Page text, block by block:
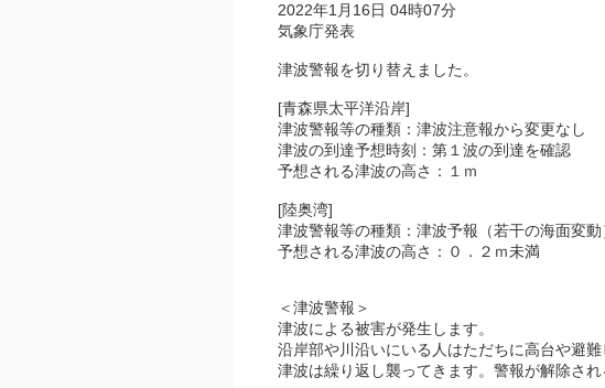
2022年1月16日 04時07分
気象庁発表
津波警報を切り替えました。
[青森県太平洋沿岸]
津波警報等の種類：津波注意報から変更なし
津波の到達予想時刻：第１波の到達を確認
予想される津波の高さ：１ｍ
[陸奥湾]
津波警報等の種類：津波予報（若干の海面変動
予想される津波の高さ：０．２ｍ未満
＜津波警報＞
津波による被害が発生します。
沿岸部や川沿いにいる人はただちに高台や避
津波は繰り返し襲ってきます。警報が解除さ